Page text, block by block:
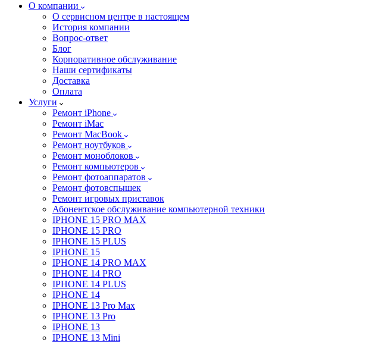
О компании
О сервисном центре в настоящем
История компании
Вопрос-ответ
Блог
Корпоративное обслуживание
Наши сертификаты
Доставка
Оплата
Услуги
Ремонт iPhone
Ремонт iMac
Ремонт MacBook
Ремонт ноутбуков
Ремонт моноблоков
Ремонт компьютеров
Ремонт фотоаппаратов
Ремонт фотовспышек
Ремонт игровых приставок
Абонентское обслуживание компьютерной техники
IPHONE 15 PRO MAX
IPHONE 15 PRO
IPHONE 15 PLUS
IPHONE 15
IPHONE 14 PRO MAX
IPHONE 14 PRO
IPHONE 14 PLUS
IPHONE 14
IPHONE 13 Pro Max
IPHONE 13 Pro
IPHONE 13
IPHONE 13 Mini